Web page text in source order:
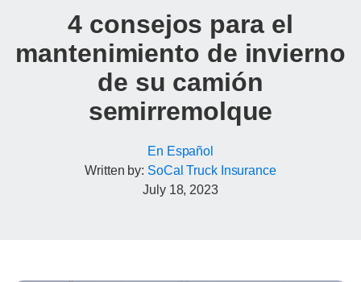
4 consejos para el
mantenimiento de invierno
de su camión
semirremolque
En Español
Written by: SoCal Truck Insurance
July 18, 2023